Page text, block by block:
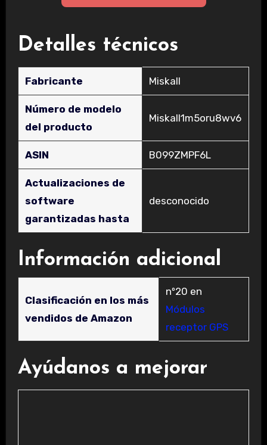
Detalles técnicos
Fabricante ‎Miskall
Número de modelo
del producto
‎Miskall1m5oru8wv6
ASIN ‎B099ZMPF6L
Actualizaciones de
software
garantizadas hasta
‎desconocido
Información adicional
Clasificación en los más
vendidos de Amazon
nº20 en
Módulos
receptor GPS
Ayúdanos a mejorar